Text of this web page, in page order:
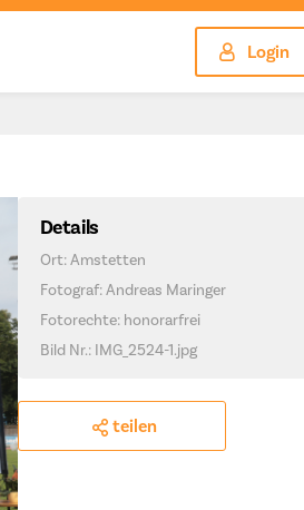
Login
Details
Ort: Amstetten
Fotograf: Andreas Maringer
Fotorechte: honorarfrei
Bild Nr.: IMG_2524-1.jpg
teilen